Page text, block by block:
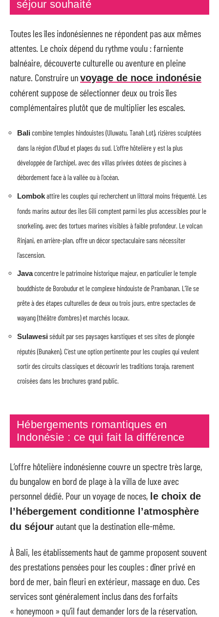
séjour souhaité
Toutes les îles indonésiennes ne répondent pas aux mêmes
attentes. Le choix dépend du rythme voulu : farniente
balnéaire, découverte culturelle ou aventure en pleine
nature. Construire unvoyage de noce indonésie
cohérent suppose de sélectionner deux ou trois îles
complémentaires plutôt que de multiplier les escales.
Balicombine temples hindouistes (Uluwatu, Tanah Lot), rizières sculptées
dans la région d’Ubud et plages du sud. L’offre hôtelière y est la plus
développée de l’archipel, avec des villas privées dotées de piscines à
débordement face à la vallée ou à l’océan.
Lombokattire les couples qui recherchent un littoral moins fréquenté. Les
fonds marins autour des îles Gili comptent parmi les plus accessibles pour le
snorkeling, avec des tortues marines visibles à faible profondeur. Le volcan
Rinjani, en arrière-plan, offre un décor spectaculaire sans nécessiter
l’ascension.
Javaconcentre le patrimoine historique majeur, en particulier le temple
bouddhiste de Borobudur et le complexe hindouiste de Prambanan. L’île se
prête à des étapes culturelles de deux ou trois jours, entre spectacles de
wayang (théâtre d’ombres) et marchés locaux.
Sulawesiséduit par ses paysages karstiques et ses sites de plongée
réputés (Bunaken). C’est une option pertinente pour les couples qui veulent
sortir des circuits classiques et découvrir les traditions toraja, rarement
croisées dans les brochures grand public.
Hébergements romantiques en
Indonésie : ce qui fait la différence
L’offre hôtelière indonésienne couvre un spectre très large,
du bungalow en bord de plage à la villa de luxe avec
personnel dédié. Pour un voyage de noces, le choix de
l’hébergement conditionne l’atmosphère
du séjourautant que la destination elle-même.
À Bali, les établissements haut de gamme proposent souvent
des prestations pensées pour les couples : dîner privé en
bord de mer, bain fleuri en extérieur, massage en duo. Ces
services sont généralement inclus dans des forfaits
« honeymoon » qu’il faut demander lors de la réservation.